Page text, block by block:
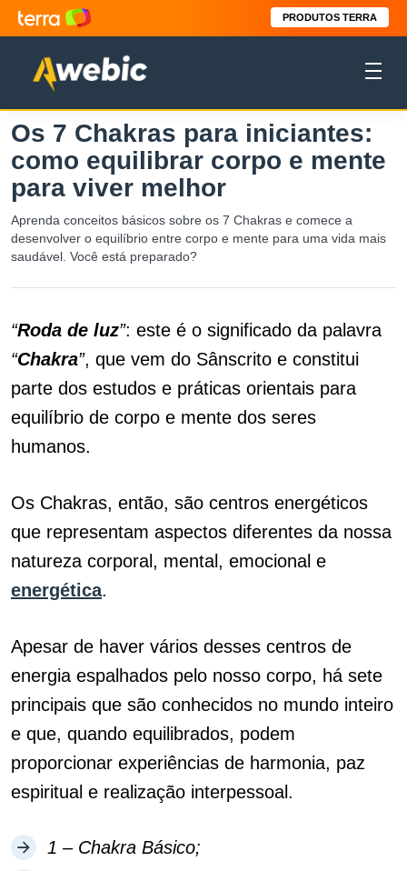
PRODUTOS TERRA
Os 7 Chakras para iniciantes:
como equilibrar corpo e mente
para viver melhor
Aprenda conceitos básicos sobre os 7 Chakras e comece a
desenvolver o equilíbrio entre corpo e mente para uma vida mais
saudável. Você está preparado?
“Roda de luz”: este é o significado da palavra
“Chakra”, que vem do Sânscrito e constitui
parte dos estudos e práticas orientais para
equilíbrio de corpo e mente dos seres
humanos.
Os Chakras, então, são centros energéticos
que representam aspectos diferentes da nossa
natureza corporal, mental, emocional e
energética.
Apesar de haver vários desses centros de
energia espalhados pelo nosso corpo, há sete
principais que são conhecidos no mundo inteiro
e que, quando equilibrados, podem
proporcionar experiências de harmonia, paz
espiritual e realização interpessoal.
1 – Chakra Básico;